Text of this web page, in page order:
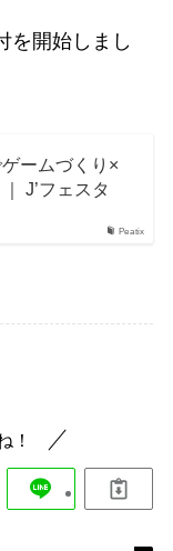
を開始しまし
Peatix
ームづくり×
J’フェスタ
！